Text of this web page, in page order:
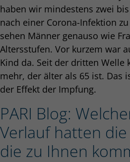
haben wir mindestens zwei
nach einer Corona-Infektion
sehen Männer genauso wie
Altersstufen. Vor kurzem war
Kind da. Seit der dritten Welle
mehr, der älter als 65 ist. Das
der Effekt der Impfung.
PARI Blog:
Verlauf hatten
die zu Ihnen